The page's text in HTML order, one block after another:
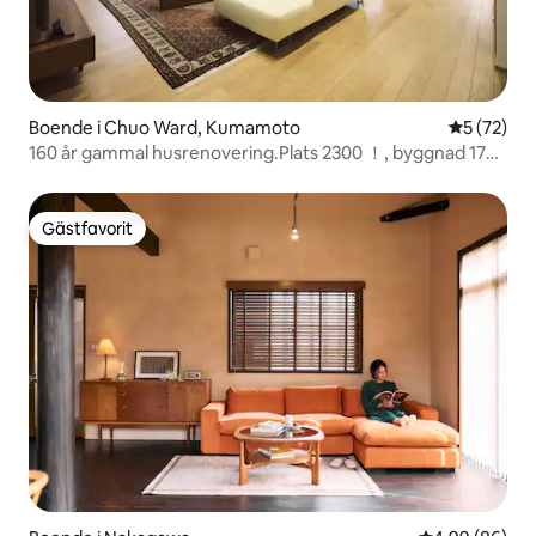
Boende i Chuo Ward, Kumamoto 5 av 5 i
5 (72)
160 år gammal husrenovering.Plats 2300 ！, byggnad 170
Gästfavorit
Gästfavorit